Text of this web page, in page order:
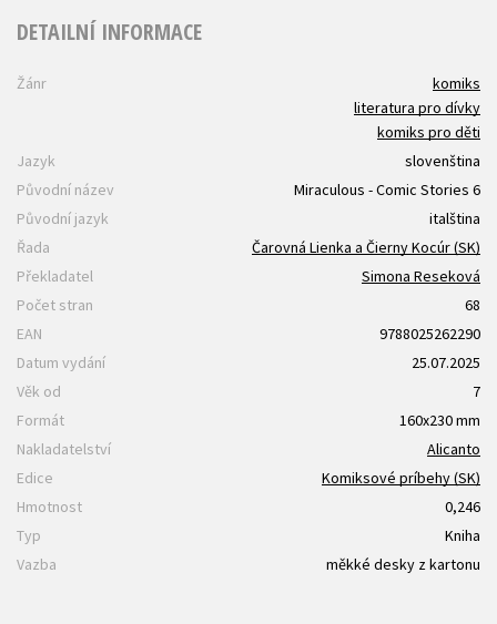
DETAILNÍ INFORMACE
Žánr
komiks
literatura pro dívky
komiks pro děti
Jazyk
slovenština
Původní název
Miraculous - Comic Stories 6
Původní jazyk
italština
Řada
Čarovná Lienka a Čierny Kocúr (SK)
Překladatel
Simona Reseková
Počet stran
68
EAN
9788025262290
Datum vydání
25.07.2025
Věk od
7
Formát
160x230 mm
Nakladatelství
Alicanto
Edice
Komiksové príbehy (SK)
Hmotnost
0,246
Typ
Kniha
Vazba
měkké desky z kartonu